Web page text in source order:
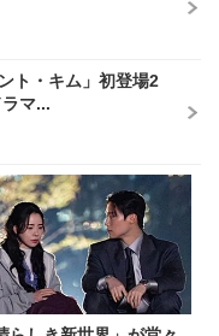
ト・キム」初登場2
マ...